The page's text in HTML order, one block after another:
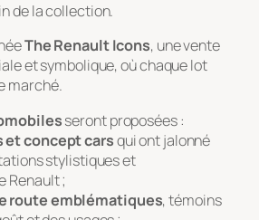
de la collection.
The Renault Icons, une vente
et symbolique, où chaque lot
marché.
seront proposées :
concept carsqui ont jalonné
stylistiques et
Renault ;
route emblématiques, témoins